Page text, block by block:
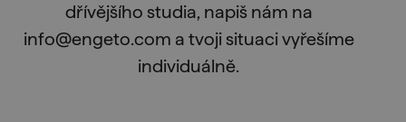
dřívějšího studia, napiš nám na
info@engeto.com a tvoji situaci vyřešíme
individuálně.